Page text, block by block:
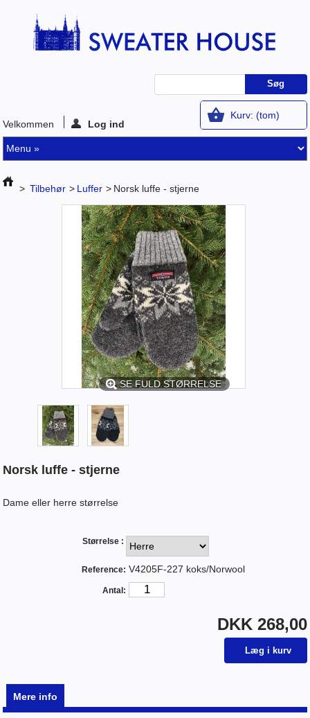
Kurv: (tom)
Velkommen
Log ind
> Tilbehør > Luffer > Norsk luffe - stjerne
SE FULD STØRRELSE
Norsk luffe - stjerne
Dame eller herre størrelse
Størrelse :
Reference: V4205F-227 koks/Norwool
Antal:
DKK 268,00
Mere info